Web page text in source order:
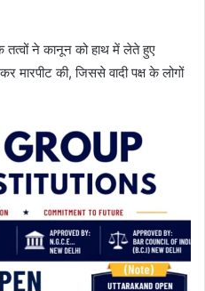
ने कानून को हाथ में लेते हुए
की, जिससे वादी पक्ष के लोगों